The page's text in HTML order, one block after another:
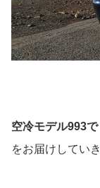
空冷モデル993
をお届けしていき